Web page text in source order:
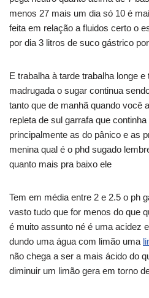
menos 27 mais um dia só 10 é
feita em relação a fluidos certo o
por dia 3 litros de suco gástrico
E trabalha à tarde trabalha longe
madrugada o sugar continua
tanto que de manhã quando você
repleta de sul garrafa que
principalmente as do pânico e as
menina qual é o phd sugado
quanto mais pra baixo ele
Tem em média entre 2 e 2.5 o ph
vasto tudo que for menos do que
é muito assunto né é uma acidez
dundo uma água com limão uma
não chega a ser a mais ácido do
diminuir um limão gera em torno